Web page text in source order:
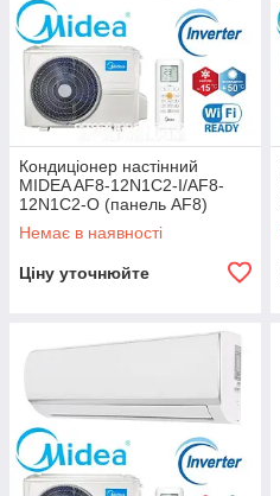
Кондиціонер настінний
MIDEA AF8-12N1C2-I/AF8-
12N1C2-O (панель AF8)
Немає в наявності
Ціну уточнюйте